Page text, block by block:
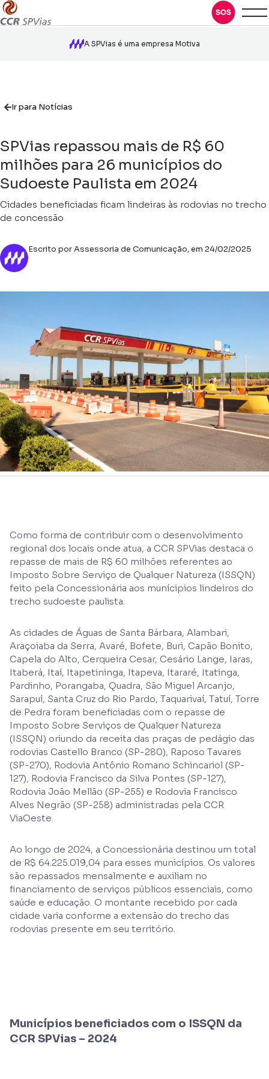
A SPVias é uma empresa Motiva
Ir para Notícias
SPVias repassou mais de R$ 60
milhões para 26 municípios do
Sudoeste Paulista em 2024
Cidades beneficiadas ficam lindeiras às rodovias no trecho
de concessão
Escrito por Assessoria de Comunicação, em 24/02/2025
Como forma de contribuir com o desenvolvimento
regional dos locais onde atua, a CCR SPVias destaca o
repasse de mais de R$ 60 milhões referentes ao
Imposto Sobre Serviço de Qualquer Natureza (ISSQN)
feito pela Concessionária aos munícipios lindeiros do
trecho sudoeste paulista.
As cidades de Águas de Santa Bárbara, Alambari,
Araçoiaba da Serra, Avaré, Bofete, Buri, Capão Bonito,
Capela do Alto, Cerqueira Cesar, Cesário Lange, Iaras,
Itaberá, Itaí, Itapetininga, Itapeva, Itararé, Itatinga,
Pardinho, Porangaba, Quadra, São Miguel Arcanjo,
Sarapuí, Santa Cruz do Rio Pardo, Taquarivaí, Tatuí, Torre
de Pedra foram beneficiadas com o repasse de
Imposto Sobre Serviços de Qualquer Natureza
(ISSQN) oriundo da receita das praças de pedágio das
rodovias Castello Branco (SP-280), Raposo Tavares
(SP-270), Rodovia Antônio Romano Schincariol (SP-
127), Rodovia Francisco da Silva Pontes (SP-127),
Rodovia João Mellão (SP-255) e Rodovia Francisco
Alves Negrão (SP-258) administradas pela CCR
ViaOeste.
Ao longo de 2024, a Concessionária destinou um total
de R$ 64.225.019,04 para esses municípios. Os valores
são repassados mensalmente e auxiliam no
financiamento de serviços públicos essenciais, como
saúde e educação. O montante recebido por cada
cidade varia conforme a extensão do trecho das
rodovias presente em seu território.
Municípios beneficiados com o ISSQN da
CCR SPVias – 2024